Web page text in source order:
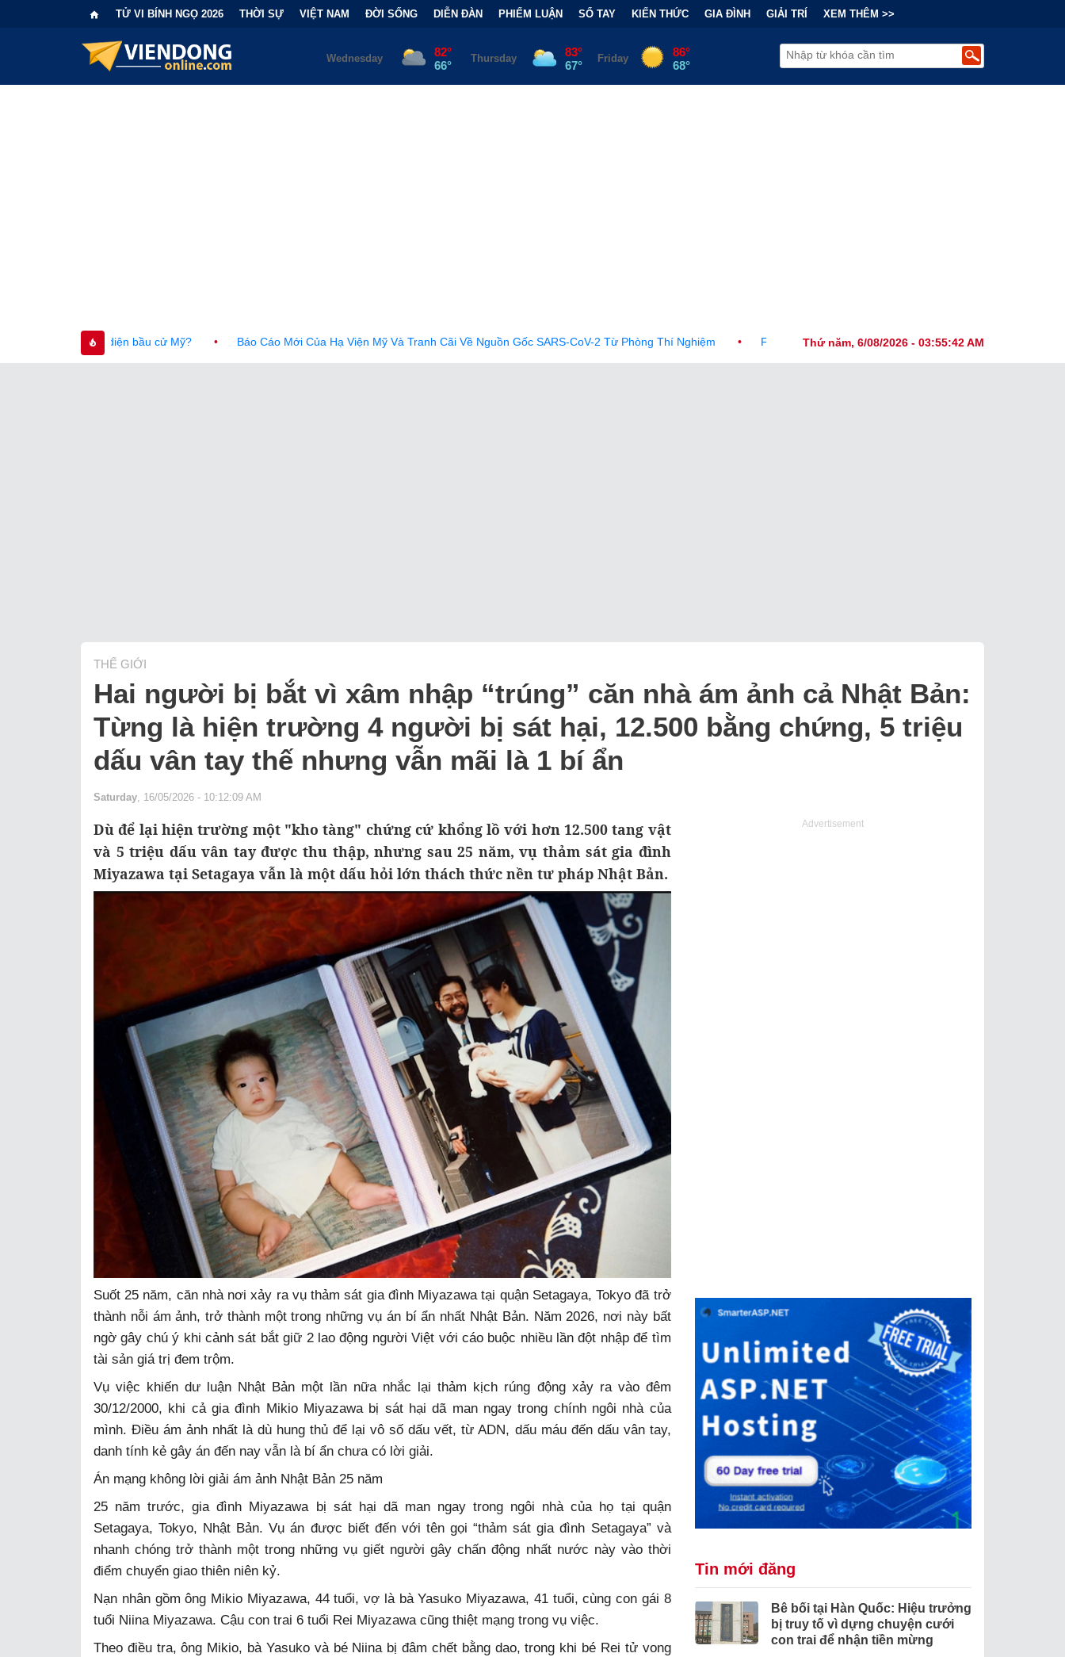
TỬ VI BÍNH NGỌ 2026 THỜI SỰ VIỆT NAM ĐỜI SỐNG DIỄN ĐÀN PHIẾM LUẬN SỔ TAY KIẾN THỨC GIA ĐÌNH GIẢI TRÍ XEM THÊM >>
Thứ năm, 6/08/2026 - 03:55:43 AM
• Báo Cáo Mới Của Hạ Viện Mỹ Và Tranh Cãi Về Nguồn Gốc SARS-CoV-2 Từ Phòng Thí Nghiệm • FCC Chính Thức Ban Hành Lệnh Cấm Robot Hút Bụi Thông Minh Sản Xuất Tại
THẾ GIỚI
Hai người bị bắt vì xâm nhập “trúng” căn nhà ám ảnh cả Nhật Bản:
Từng là hiện trường 4 người bị sát hại, 12.500 bằng chứng, 5 triệu
dấu vân tay thế nhưng vẫn mãi là 1 bí ẩn
Saturday , 16/05/2026 - 10:12:09 AM
Dù để lại hiện trường một "kho tàng" chứng cứ khổng lồ với hơn 12.500 tang vật
và 5 triệu dấu vân tay được thu thập, nhưng sau 25 năm, vụ thảm sát gia đình
Miyazawa tại Setagaya vẫn là một dấu hỏi lớn thách thức nền tư pháp Nhật Bản.
Suốt 25 năm, căn nhà nơi xảy ra vụ thảm sát gia đình Miyazawa tại quận Setagaya, Tokyo đã trở
thành nỗi ám ảnh, trở thành một trong những vụ án bí ẩn nhất Nhật Bản. Năm 2026, nơi này bất
ngờ gây chú ý khi cảnh sát bắt giữ 2 lao động người Việt với cáo buộc nhiều lần đột nhập để tìm
tài sản giá trị đem trộm.
Vụ việc khiến dư luận Nhật Bản một lần nữa nhắc lại thảm kịch rúng động xảy ra vào đêm
30/12/2000, khi cả gia đình Mikio Miyazawa bị sát hại dã man ngay trong chính ngôi nhà của
mình. Điều ám ảnh nhất là dù hung thủ để lại vô số dấu vết, từ ADN, dấu máu đến dấu vân tay,
danh tính kẻ gây án đến nay vẫn là bí ẩn chưa có lời giải.
Án mạng không lời giải ám ảnh Nhật Bản 25 năm
25 năm trước, gia đình Miyazawa bị sát hại dã man ngay trong ngôi nhà của họ tại quận
Setagaya, Tokyo, Nhật Bản. Vụ án được biết đến với tên gọi “thảm sát gia đình Setagaya” và
nhanh chóng trở thành một trong những vụ giết người gây chấn động nhất nước này vào thời
điểm chuyển giao thiên niên kỷ.
Nạn nhân gồm ông Mikio Miyazawa, 44 tuổi, vợ là bà Yasuko Miyazawa, 41 tuổi, cùng con gái 8
tuổi Niina Miyazawa. Cậu con trai 6 tuổi Rei Miyazawa cũng thiệt mạng trong vụ việc.
Theo điều tra, ông Mikio, bà Yasuko và bé Niina bị đâm chết bằng dao, trong khi bé Rei tử vong
Advertisement
Tin mới đăng
Bê bối tại Hàn Quốc: Hiệu trưởng
bị truy tố vì dựng chuyện cưới
con trai để nhận tiền mừng